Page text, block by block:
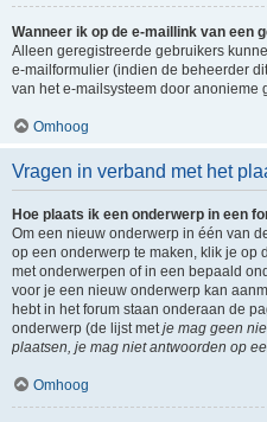
Wanneer ik op de e-maillink van een
Alleen geregistreerde gebruikers
e-mailformulier (indien de beheerder
van het e-mailsysteem door anonieme
Omhoog
Vragen in verband met het
Hoe plaats ik een onderwerp in een
Om een nieuw onderwerp in één van
op een onderwerp te maken, klik je op
met onderwerpen of in een bepaald
voor je een nieuw onderwerp kan
hebt in het forum staan onderaan de
onderwerp (de lijst met je mag geen
plaatsen, je mag niet antwoorden op
Omhoog